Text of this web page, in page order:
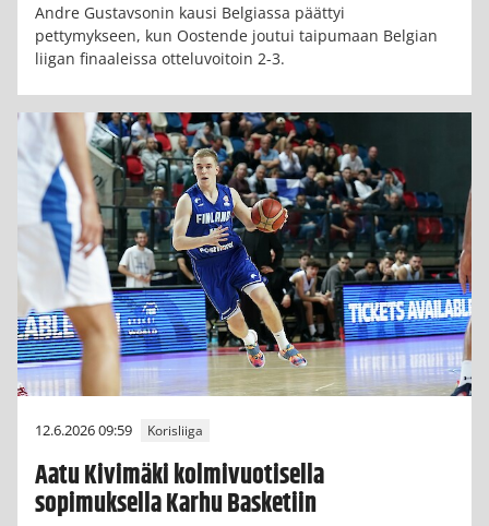
Andre Gustavsonin kausi Belgiassa päättyi
pettymykseen, kun Oostende joutui taipumaan Belgian
liigan finaaleissa otteluvoitoin 2-3.
12.6.2026 09:59 Korisliiga
Aatu Kivimäki kolmivuotisella
sopimuksella Karhu Basketiin